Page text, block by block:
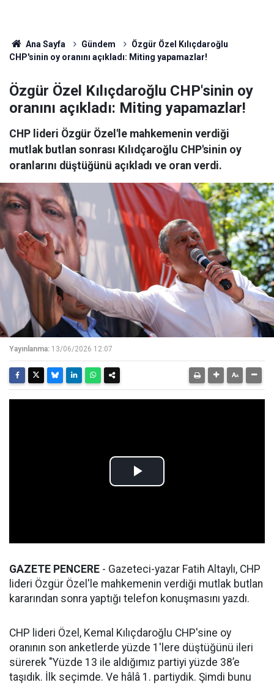
Ana Sayfa Gündem
Özgür Özel Kılıçdaroğlu
CHP'sinin oy oranını açıkladı: Miting yapamazlar!
Özgür Özel Kılıçdaroğlu CHP'sinin oy
oranını açıkladı: Miting yapamazlar!
CHP lideri Özgür Özel'le mahkemenin verdiği
mutlak butlan sonrası Kılıdçaroğlu CHP'sinin oy
oranlarını düştüğünü açıkladı ve oran verdi.
Yayınlanma: 13/06/2026 12:07
GAZETE PENCERE - Gazeteci-yazar Fatih Altaylı, CHP
lideri Özgür Özel'le mahkemenin verdiği mutlak butlan
kararından sonra yaptığı telefon konuşmasını yazdı.
CHP lideri Özel, Kemal Kılıçdaroğlu CHP'sine oy
oranının son anketlerde yüzde 1'lere düştüğünü ileri
sürerek "Yüzde 13 ile aldığımız partiyi yüzde 38’e
taşıdık. İlk seçimde. Ve hâlâ 1. partiydik. Şimdi bunu